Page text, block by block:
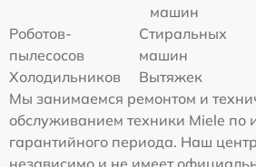
машин
Роботов-
пылесосов
Стиральных
машин
Холодильников
Вытяжек
Мы занимаемся ремонтом и
обслуживанием техники Miele по
гарантийного периода. Наш
независимо и не имеет